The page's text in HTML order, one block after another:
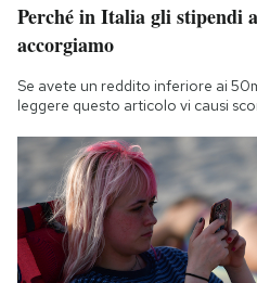
Perché in Italia gli stipendi
accorgiamo
Se avete un reddito inferiore ai
leggere questo articolo vi causi